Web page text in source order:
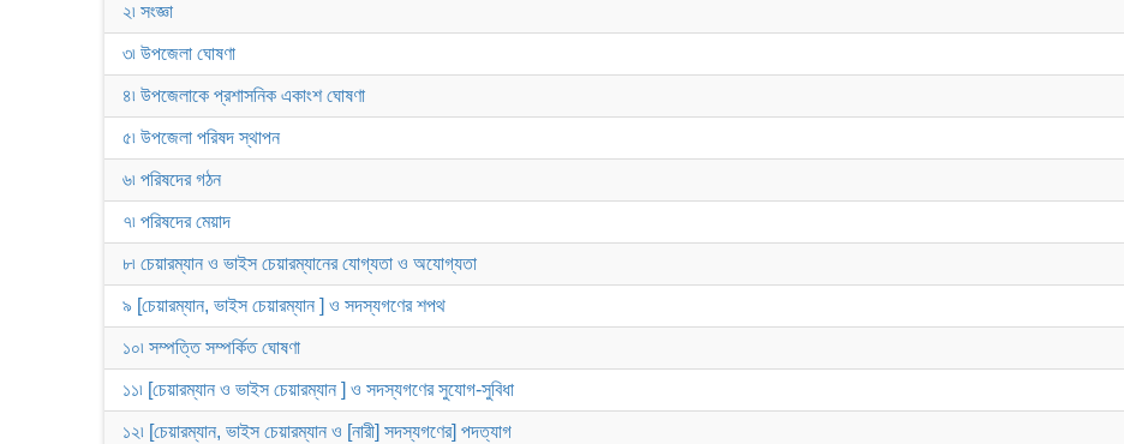
২৷ সংজ্ঞা
৩৷ উপজেলা ঘোষণা
৪৷ উপজেলাকে প্রশাসনিক একাংশ ঘোষণা
৫৷ উপজেলা পরিষদ স্থাপন
৬৷ পরিষদের গঠন
৭৷ পরিষদের মেয়াদ
৮৷ চেয়ারম্যান ও ভাইস চেয়ারম্যানের যোগ্যতা ও অযোগ্যতা
৯ [চেয়ারম্যান, ভাইস চেয়ারম্যান ] ও সদস্যগণের শপথ
১০৷ সম্পত্তি সম্পর্কিত ঘোষণা
১১৷ [চেয়ারম্যান ও ভাইস চেয়ারম্যান ] ও সদস্যগণের সুযোগ-সুবিধা
১২৷ [চেয়ারম্যান, ভাইস চেয়ারম্যান ও [নারী] সদস্যগণের] পদত্যাগ